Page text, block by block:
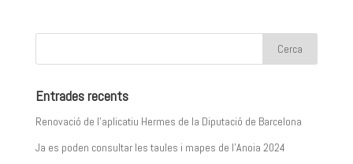
Entrades recents
Renovació de l’aplicatiu Hermes de la Diputació de Barcelona
Ja es poden consultar les taules i mapes de l’Anoia 2024